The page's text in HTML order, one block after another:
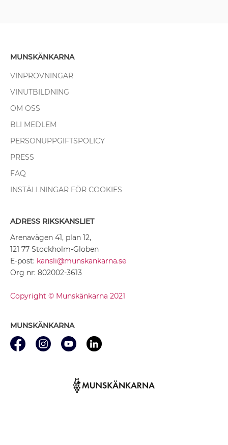
MUNSKÄNKARNA
VINPROVNINGAR
VINUTBILDNING
OM OSS
BLI MEDLEM
PERSONUPPGIFTSPOLICY
PRESS
FAQ
INSTÄLLNINGAR FÖR COOKIES
ADRESS RIKSKANSLIET
Arenavägen 41, plan 12,
121 77 Stockholm-Globen
E-post: kansli@munskankarna.se
Org nr: 802002-3613
Copyright © Munskänkarna 2021
MUNSKÄNKARNA